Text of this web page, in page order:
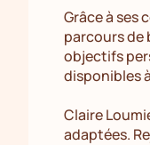
Grâce à ses
parcours de
objectifs
disponibles
Claire
adaptées.